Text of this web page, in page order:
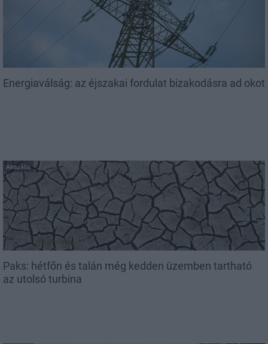
Energiaválság: az éjszakai fordulat bizakodásra ad okot
Aktuális
Paks: hétfőn és talán még kedden üzemben tartható
az utolsó turbina